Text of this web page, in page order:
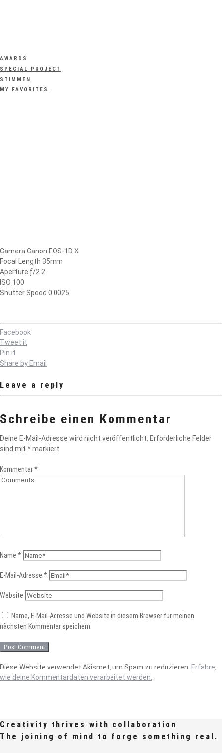
AWARDS
SPECIAL PROJECT
STIMMEN
MY FAVORITES
Camera Canon EOS-1D X
Focal Length 35mm
Aperture ƒ/2.2
ISO 100
Shutter Speed 0.0025
Facebook
Tweet it
Pin it
Share by Email
Leave a reply
Schreibe einen Kommentar
Deine E-Mail-Adresse wird nicht veröffentlicht. Erforderliche Felder
sind mit *markiert
Kommentar*
Name *
E-Mail-Adresse *
Website
Name, E-Mail-Adresse und Website in diesem Browser für meinen
nächsten Kommentar speichern.
Diese Website verwendet Akismet, um Spam zu reduzieren. Erfahre,
wie deine Kommentardaten verarbeitet werden.
Creativity thrives with collaboration
The joining of mind to forge something real.